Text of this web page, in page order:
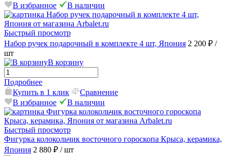
В избранное
В наличии
Быстрый просмотр
Набор ручек подарочный в комплекте 4 шт, Япония 2 200 ₽ /
шт
В корзину
Подробнее
Купить в 1 клик
Сравнение
В избранное
В наличии
Быстрый просмотр
Фигурка колокольчик восточного гороскопа Крыса, керамика,
Япония 2 880 ₽ / шт